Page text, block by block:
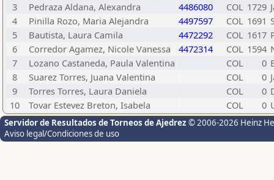
3
Pedraza Aldana, Alexandra 4486080 COL 1729
4
Pinilla Rozo, Maria Alejandra 4497597 COL 1691
5
Bautista, Laura Camila 4472292 COL 1617
6
Corredor Agamez, Nicole Vanessa 4472314 COL 1594
7
Lozano Castaneda, Paula Valentina COL 0
8
Suarez Torres, Juana Valentina COL 0
9
Torres Torres, Laura Daniela COL 0
10
Tovar Estevez Breton, Isabela COL 0
Servidor de Resultados de Torneos de Ajedrez © 2006-2026 Heinz
Aviso legal/Condiciones de uso